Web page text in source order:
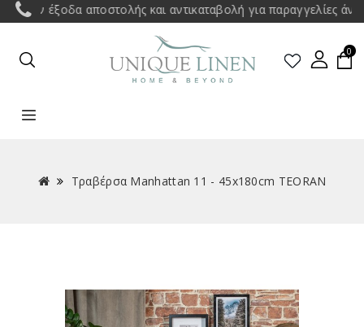
έξοδα αποστολής και αντικαταβολή για παραγγελίες άνω
0
Τραβέρσα Manhattan 11 - 45x180cm TEORAN